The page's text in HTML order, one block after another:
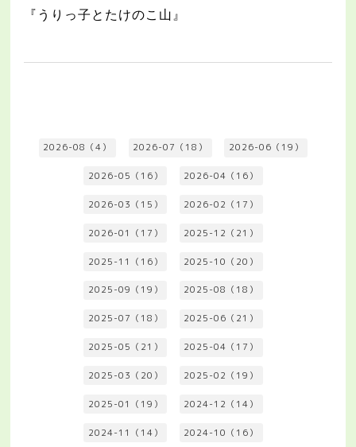
『うりっ子とたけのこ山』
2026-08（4） 2026-07（18） 2026-06（19）
2026-05（16） 2026-04（16）
2026-03（15） 2026-02（17）
2026-01（17） 2025-12（21）
2025-11（16） 2025-10（20）
2025-09（19） 2025-08（18）
2025-07（18） 2025-06（21）
2025-05（21） 2025-04（17）
2025-03（20） 2025-02（19）
2025-01（19） 2024-12（14）
2024-11（14） 2024-10（16）